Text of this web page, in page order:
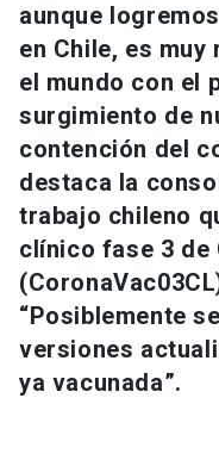
Estudiantes
Académicos
Personal
Alumni
Padres y familia
Vecinos
ACCESOS DIRECTOS
Admisión launch
Mi Cuenta UC launch
Correo UC launch
Mi Portal UC launch
Donaciones launch
aunque
en Chile, es muy
el mundo con el
surgimiento de
contención del
destaca la
trabajo chileno
clínico fase 3 de
“Posiblemente
versiones
ya vacunada”.